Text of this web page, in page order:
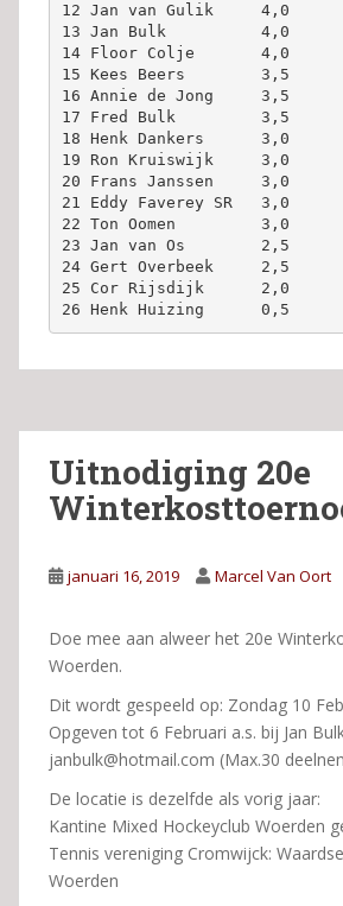
12 Jan van Gulik     4,0
13 Jan Bulk          4,0
14 Floor Colje       4,0
15 Kees Beers        3,5
16 Annie de Jong     3,5
17 Fred Bulk         3,5
18 Henk Dankers      3,0
19 Ron Kruiswijk     3,0
20 Frans Janssen     3,0
21 Eddy Faverey SR   3,0
22 Ton Oomen         3,0
23 Jan van Os        2,5
24 Gert Overbeek     2,5
25 Cor Rijsdijk      2,0
26 Henk Huizing      0,5
Uitnodiging 20e
januari 16, 2019 Marcel Van Oort
Doe mee aan alweer het 20e
Woerden.
Dit wordt gespeeld op: Zondag 10
Opgeven tot 6 Februari a.s. bij Jan
janbulk@hotmail.com (Max.30
De locatie is dezelfde als vorig jaar:
Kantine Mixed Hockeyclub Woerden
Tennis vereniging Cromwijck:
Woerden